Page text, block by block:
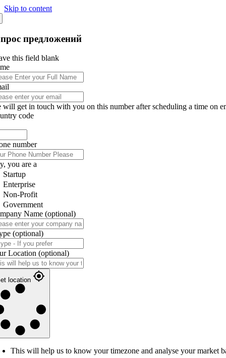
Skip to content
предложений
this field blank
will get in touch with you on this number after scheduling a time on
code
number
you are a
Startup
Enterprise
Non-Profit
Government
Name (optional)
(optional)
Location (optional)
location
This will help us to know your timezone and analyse your market